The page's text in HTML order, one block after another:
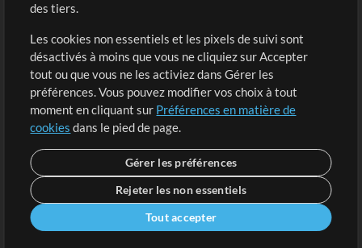
Demander les pistes
Extras
Sessions
Soumettre votre contenu
Listes de lecture
Conférence MT
des tiers.
Les cookies non essentiels et les pixels de suivi sont
désactivés à moins que vous ne cliquiez sur Accepter
tout ou que vous ne les activiez dans Gérer les
préférences. Vous pouvez modifier vos choix à tout
moment en cliquant sur Préférences en matière de
cookies dans le pied de page.
Gérer les préférences
Rejeter les non essentiels
Tout accepter